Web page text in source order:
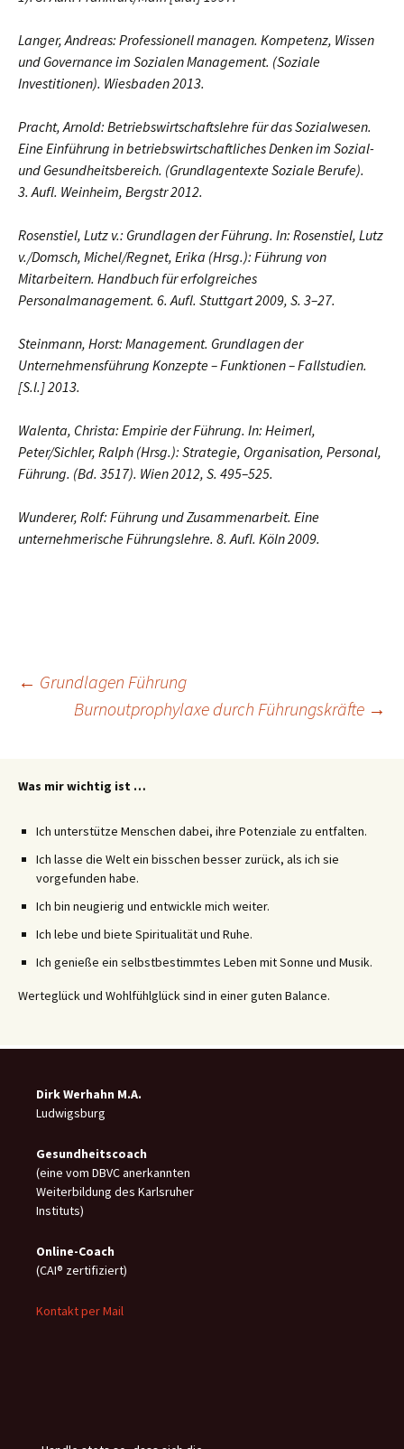
Langer, Andreas: Professionell managen. Kompetenz, Wissen
und Governance im Sozialen Management. (Soziale
Investitionen). Wiesbaden 2013.
Pracht, Arnold: Betriebswirtschaftslehre für das Sozialwesen.
Eine Einführung in betriebswirtschaftliches Denken im Sozial-
und Gesundheitsbereich. (Grundlagentexte Soziale Berufe).
3. Aufl. Weinheim, Bergstr 2012.
Rosenstiel, Lutz v.: Grundlagen der Führung. In: Rosenstiel, Lutz
v./Domsch, Michel/Regnet, Erika (Hrsg.): Führung von
Mitarbeitern. Handbuch für erfolgreiches
Personalmanagement. 6. Aufl. Stuttgart 2009, S. 3–27.
Steinmann, Horst: Management. Grundlagen der
Unternehmensführung Konzepte – Funktionen – Fallstudien.
[S.l.] 2013.
Walenta, Christa: Empirie der Führung. In: Heimerl,
Peter/Sichler, Ralph (Hrsg.): Strategie, Organisation, Personal,
Führung. (Bd. 3517). Wien 2012, S. 495–525.
Wunderer, Rolf: Führung und Zusammenarbeit. Eine
unternehmerische Führungslehre. 8. Aufl. Köln 2009.
Beitragsnavigation
← Grundlagen Führung
Burnoutprophylaxe durch Führungskräfte →
Was mir wichtig ist …
Ich unterstütze Menschen dabei, ihre Potenziale zu entfalten.
Ich lasse die Welt ein bisschen besser zurück, als ich sie
vorgefunden habe.
Ich bin neugierig und entwickle mich weiter.
Ich lebe und biete Spiritualität und Ruhe.
Ich genieße ein selbstbestimmtes Leben mit Sonne und Musik.
Werteglück und Wohlfühlglück sind in einer guten Balance.
Dirk Werhahn M.A.
Ludwigsburg
Gesundheitscoach
(eine vom DBVC anerkannten
Weiterbildung des Karlsruher
Instituts)
Online-Coach
(CAI® zertifiziert)
Kontakt per Mail